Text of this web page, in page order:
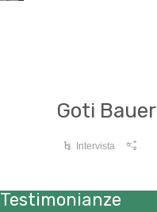
Goti Bauer
Intervista
Testimonianze